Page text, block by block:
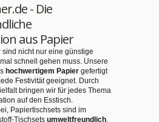
- Die
aus Papier
nicht nur eine günstige
schnell gehen muss. Unsere
hochwertigem Papier gefertigt
Festivität geeignet. Durch
bringen wir für jedes Thema
auf den Esstisch.
Papiertischsets sind im
Tischsets umweltfreundlich,